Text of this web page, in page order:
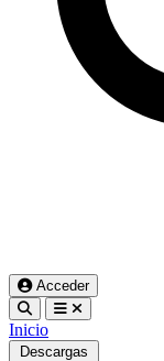
Acceder
Inicio
Descargas